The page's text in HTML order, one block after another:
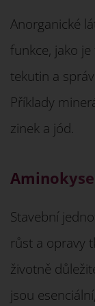
Anorganické
funkce, jako
tekutin a
Příklady
zinek a jód.
Stavební
růst a opravy
životně
jsou